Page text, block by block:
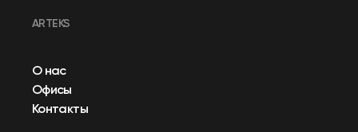
ARTEKS
О нас
Офисы
Контакты